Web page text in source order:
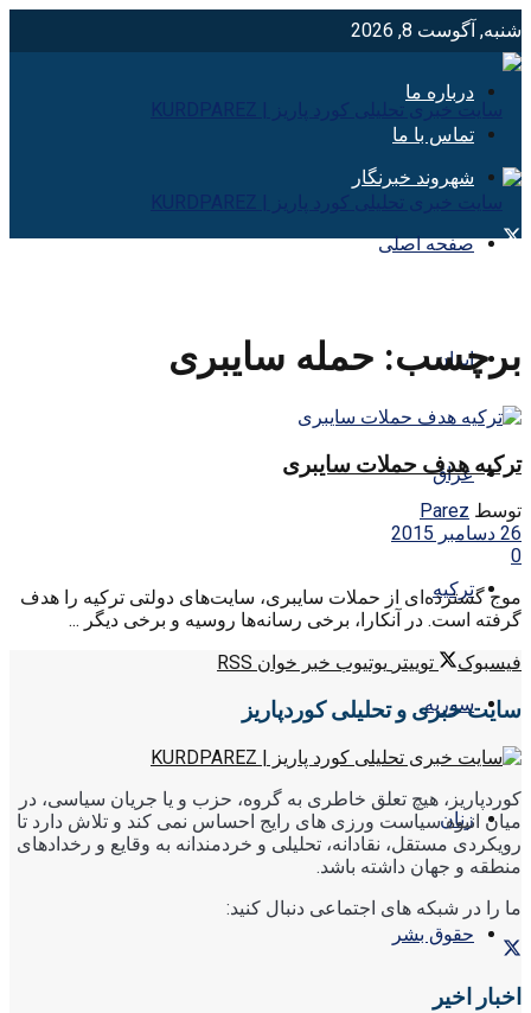
شنبه, آگوست 8, 2026
درباره ما
تماس با ما
شهروند خبرنگار
صفحه اصلی
ایران
عراق
ترکیه
سوریه
زنان
حقوق بشر
برچسب: حمله سایبری
ترکیه هدف حملات سایبری
توسط Parez
26 دسامبر 2015
0
موج گسترده‌ای از حملات سایبری، سایت‌های دولتی ترکیه را هدف
گرفته است. در آنکارا، برخی رسانه‌ها روسیه و برخی دیگر ...
فیسبوک
توییتر یوتیوب خبر خوان RSS
سایت خبری و تحلیلی کوردپاریز
کوردپاریز، هیچ تعلق خاطری به گروه، حزب و یا جریان سیاسی، در
میان انبوه سیاست ورزی های رایج احساس نمی کند و تلاش دارد تا
رویکردی مستقل، نقادانه، تحلیلی و خردمندانه به وقایع و رخدادهای
منطقه و جهان داشته باشد.
ما را در شبکه های اجتماعی دنبال کنید:
اخبار اخیر